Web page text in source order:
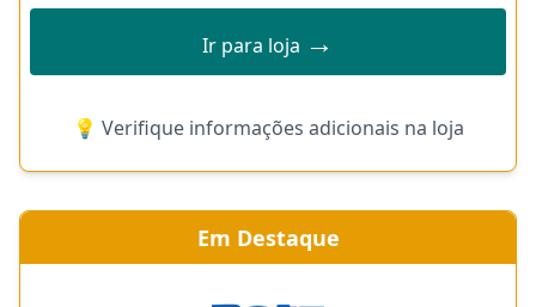
Ir para loja →
💡 Verifique informações adicionais na loja
Em Destaque